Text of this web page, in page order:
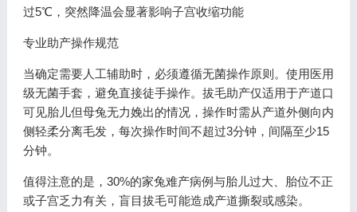
过5℃，突然降温会显著影响子宫收缩功能
专业助产操作规范
当确定需要人工辅助时，必须遵循无菌操作原则。使用医用
级无菌手套，避免直接徒手操作。拔毛助产仅适用于产道口
可见胎儿但母兔无力娩出的情况，操作时需从产道外侧向内
侧轻柔分离毛发，每次操作时间不超过3分钟，间隔至少15
分钟。
值得注意的是，30%的家兔难产病例与胎儿过大、胎位不正
或子宫乏力有关，盲目拔毛可能造成产道撕裂或感染。